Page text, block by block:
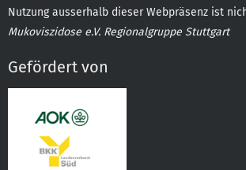
Nutzung ausserhalb dieser Webpräsenz ist
Mukoviszidose e.V. Regionalgruppe Stuttgart
Gefördert von